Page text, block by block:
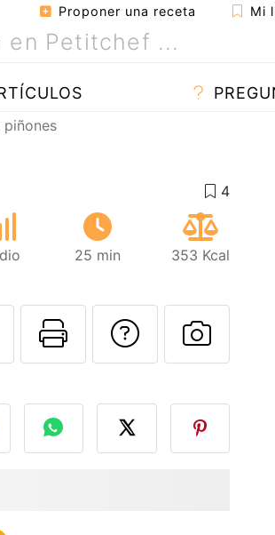
Proponer una receta Mi
piñones
25 min 353 Kcal
Enviar esta receta a
Imprimir esta